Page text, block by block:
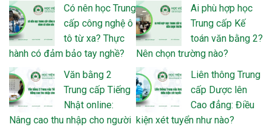
Có nên học Trung
cấp công nghệ ô
tô từ xa? Thực
hành có đảm bảo tay nghề?
Ai phù hợp học
Trung cấp Kế
toán văn bằng 2?
Nên chọn trường nào?
Văn bằng 2
Trung cấp Tiếng
Nhật online:
Nâng cao thu nhập cho người
Liên thông Trung
cấp Dược lên
Cao đẳng: Điều
kiện xét tuyển như nào?